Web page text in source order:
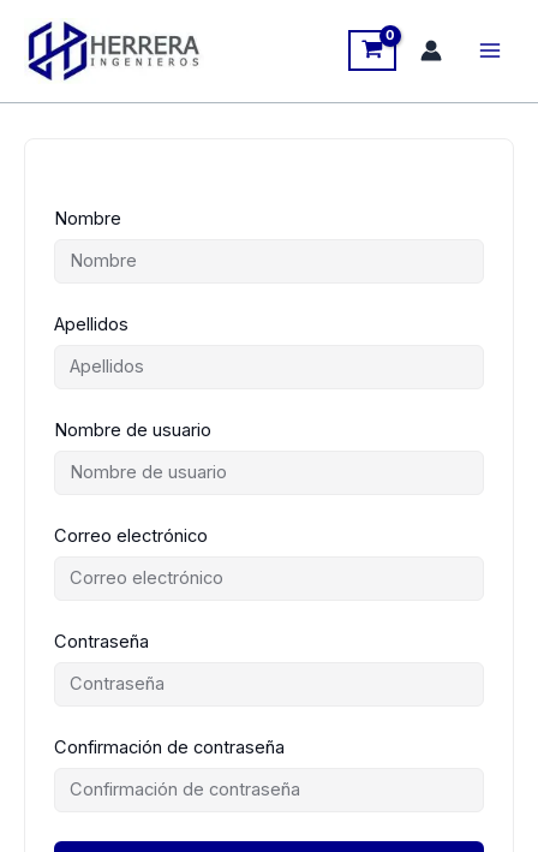
contenido
Nombre
Apellidos
Nombre de usuario
Correo electrónico
Contraseña
Confirmación de contraseña